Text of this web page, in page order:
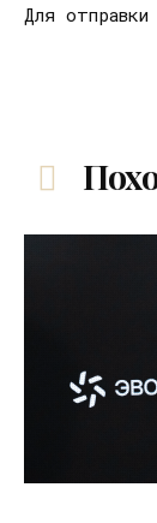
Для отправки